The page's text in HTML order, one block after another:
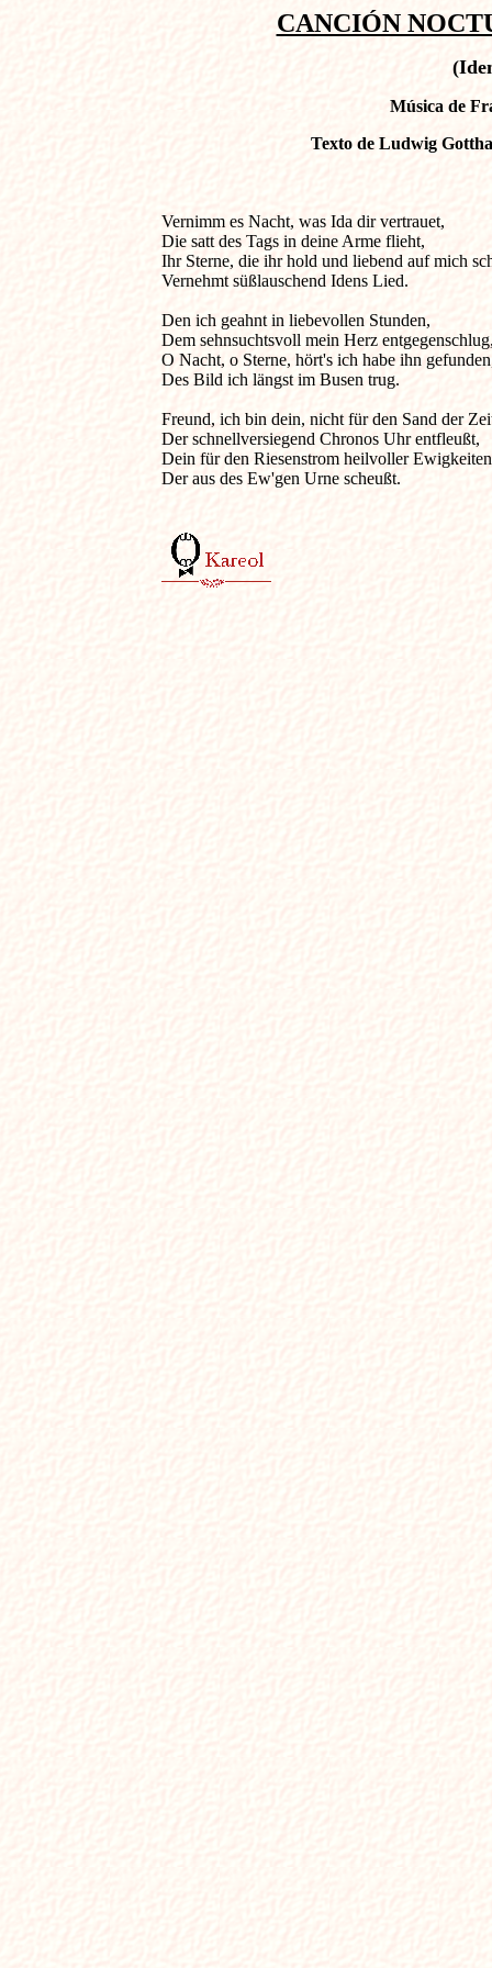
CANCIÓN
Música de
Texto de Ludwig
Vernimm es Nacht, was Ida dir
Die satt des Tags in deine Arme flieht,
Ihr Sterne, die ihr hold und liebend auf mich
Vernehmt süßlauschend Idens Lied.
Den ich geahnt in liebevollen Stunden,
Dem sehnsuchtsvoll mein Herz
O Nacht, o Sterne, hört's ich habe ihn
Des Bild ich längst im Busen trug.
Freund, ich bin dein, nicht für den Sand der
Der schnellversiegend Chronos Uhr entfleußt,
Dein für den Riesenstrom heilvoller
Der aus des Ew'gen Urne scheußt.